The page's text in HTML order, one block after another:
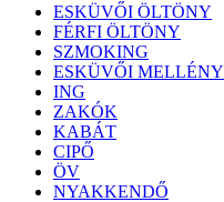
ESKÜVŐI ÖLTÖNY
FÉRFI ÖLTÖNY
SZMOKING
ESKÜVŐI MELLÉNY
ING
ZAKÓK
KABÁT
CIPŐ
ÖV
NYAKKENDŐ